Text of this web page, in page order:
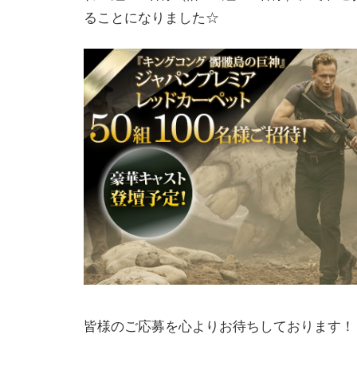
ることになりました☆
皆様のご応募を心よりお待ちしております！